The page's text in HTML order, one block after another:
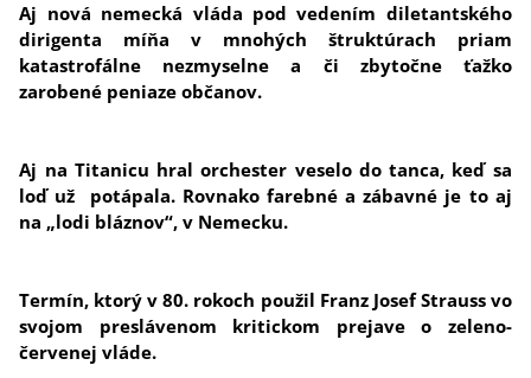
Aj nová nemecká vláda pod vedením diletantského
dirigenta míňa v mnohých štruktúrach priam
katastrofálne nezmyselne a či zbytočne ťažko
zarobené peniaze občanov.
Aj na Titanicu hral orchester veselo do tanca, keď sa
loď už potápala. Rovnako farebné a zábavné je to aj
na „lodi bláznov“, v Nemecku.
Termín, ktorý v 80. rokoch použil Franz Josef Strauss vo
svojom preslávenom kritickom prejave o zeleno-
červenej vláde.